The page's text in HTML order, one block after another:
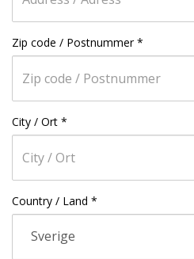
Zip code / Postnummer*
City / Ort *
Country / Land *
Sverige